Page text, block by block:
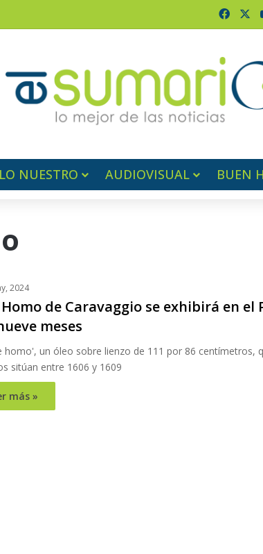
LO NUESTRO AUDIOVISUAL BUEN
2024
Homo de Caravaggio se exhibirá en el
meses
homo', un óleo sobre lienzo de 111 por 86 centímetros,
sitúan entre 1606 y 1609
más »